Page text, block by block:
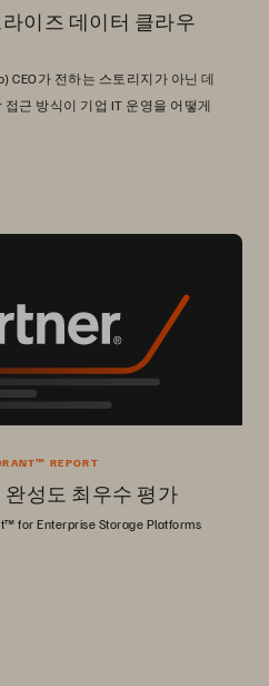
이즈 데이터 클라우
CEO가 전하는 스토리지가 아닌 데
근 방식이 기업 IT 운영을 어떻게
REPORT
성도 최우수 평가
for Enterprise Storage Platforms